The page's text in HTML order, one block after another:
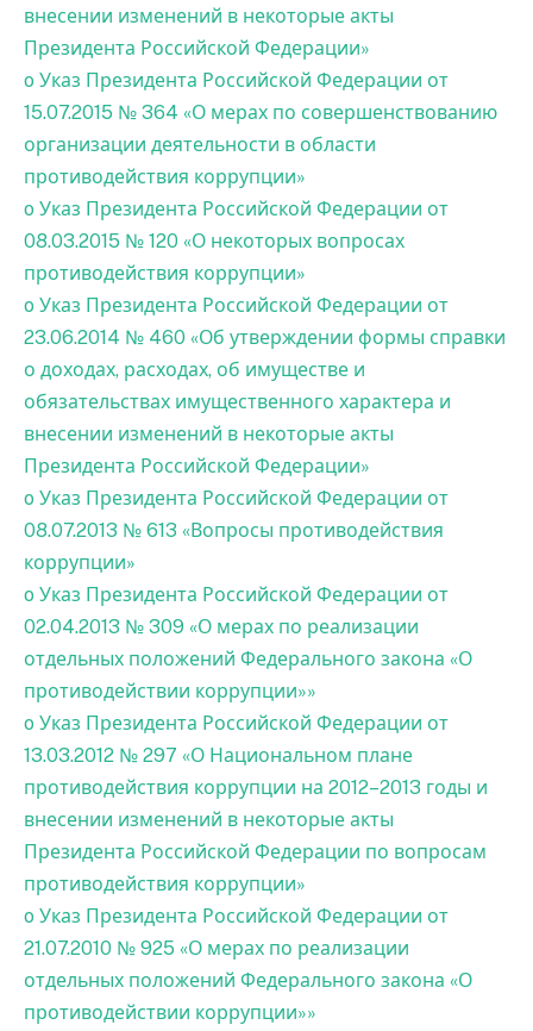
внесении изменений в некоторые акты
Президента Российской Федерации»
o Указ Президента Российской Федерации от
15.07.2015 № 364 «О мерах по совершенствованию
организации деятельности в области
противодействия коррупции»
o Указ Президента Российской Федерации от
08.03.2015 № 120 «О некоторых вопросах
противодействия коррупции»
o Указ Президента Российской Федерации от
23.06.2014 № 460 «Об утверждении формы справки
о доходах, расходах, об имуществе и
обязательствах имущественного характера и
внесении изменений в некоторые акты
Президента Российской Федерации»
o Указ Президента Российской Федерации от
08.07.2013 № 613 «Вопросы противодействия
коррупции»
o Указ Президента Российской Федерации от
02.04.2013 № 309 «О мерах по реализации
отдельных положений Федерального закона «О
противодействии коррупции»»
o Указ Президента Российской Федерации от
13.03.2012 № 297 «О Национальном плане
противодействия коррупции на 2012–2013 годы и
внесении изменений в некоторые акты
Президента Российской Федерации по вопросам
противодействия коррупции»
o Указ Президента Российской Федерации от
21.07.2010 № 925 «О мерах по реализации
отдельных положений Федерального закона «О
противодействии коррупции»»